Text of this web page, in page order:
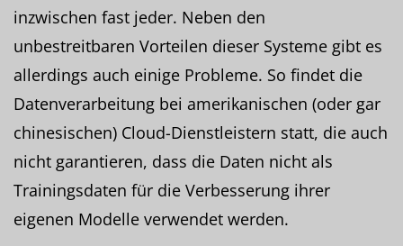
inzwischen fast jeder. Neben den
unbestreitbaren Vorteilen dieser Systeme gibt es
allerdings auch einige Probleme. So findet die
Datenverarbeitung bei amerikanischen (oder gar
chinesischen) Cloud-Dienstleistern statt, die auch
nicht garantieren, dass die Daten nicht als
Trainingsdaten für die Verbesserung ihrer
eigenen Modelle verwendet werden.